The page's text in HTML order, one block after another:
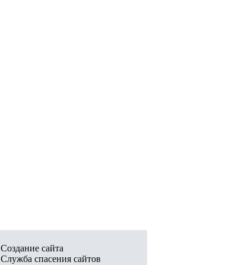
Создание сайта
Служба спасения сайтов